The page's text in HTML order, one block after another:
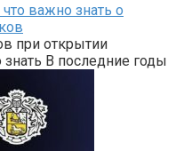
важно знать о
при открытии
знать В последние годы